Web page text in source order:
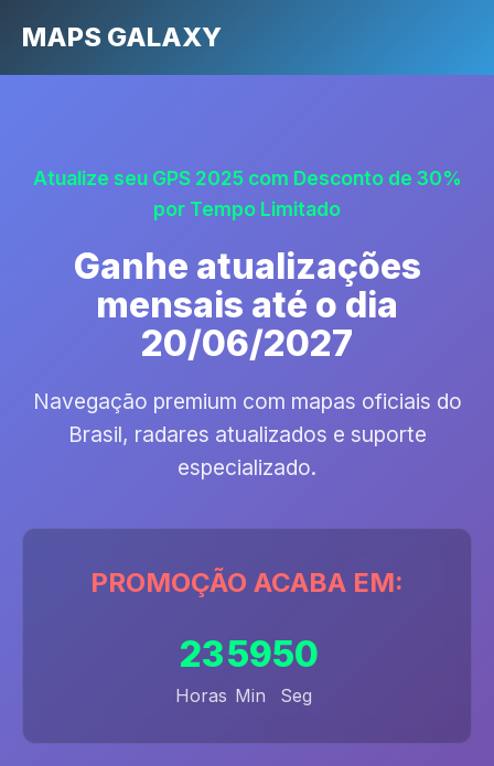
MAPS GALAXY
Atualize seu GPS 2025 com Desconto de 30%
por Tempo Limitado
Ganhe atualizações
mensais até o dia
20/06/2027
Navegação premium com mapas oficiais do
Brasil, radares atualizados e suporte
especializado.
PROMOÇÃO ACABA EM:
23
Horas
59
Min
48
Seg